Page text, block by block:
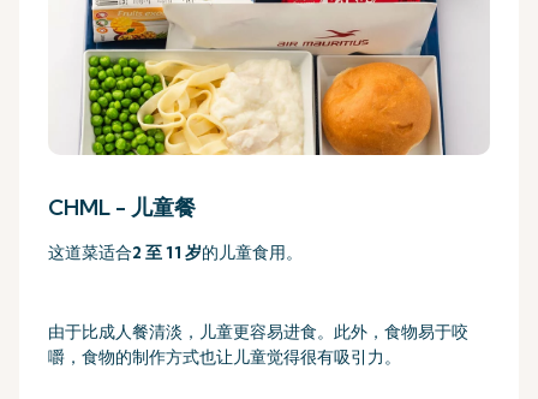
CHML - 儿童餐
这道菜适合2 至 11 岁的儿童食用。
由于比成人餐清淡，儿童更容易进食。此外，食物易于咬
嚼，食物的制作方式也让儿童觉得很有吸引力。